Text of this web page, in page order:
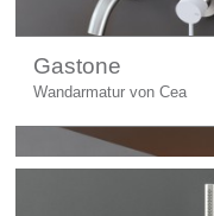
Gastone
Wandarmatur von Cea